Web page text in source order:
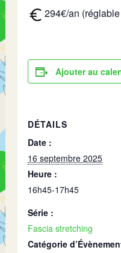
294€/an
Ajouter au
DÉTAILS
Date :
16 septembre 2025
Heure :
16h45-17h45
Série :
Fascia stretching
Catégorie